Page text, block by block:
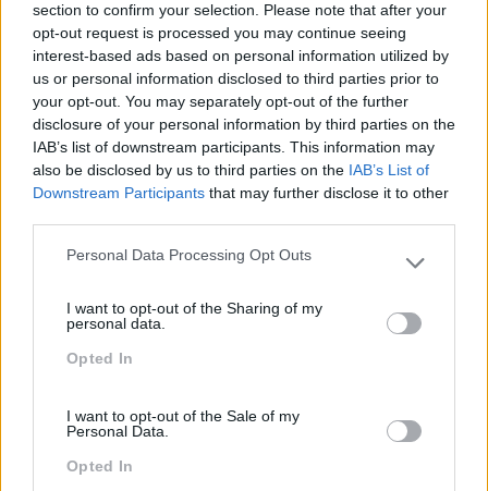
section to confirm your selection. Please note that after your
opt-out request is processed you may continue seeing
interest-based ads based on personal information utilized by
us or personal information disclosed to third parties prior to
your opt-out. You may separately opt-out of the further
disclosure of your personal information by third parties on the
IAB’s list of downstream participants. This information may
also be disclosed by us to third parties on the IAB’s List of
Downstream Participants that may further disclose it to other
Please note that this website/app uses one or more Google
not limited to your visit or usage behaviour. You may click to
grant or deny consent to Google and its third-party tags to
use your data for below specified purposes in below Google
Personal Data Processing Opt Outs
I want to opt-out of the Sharing of my
personal data.
Opted In
I want to opt-out of the Sale of my
Personal Data.
Opted In
comunicação como o questionamento e a escuta
ativa, para melhorar a argumentação e persuasão na
relação com o cliente por forma a fazê-lo sentir-se
especial e único. Formação baseada em vários
exercícios práticos que assenta na comunicação
verbal e não verbal, em pequenos grupos e em
turma.
IMPACTO OBTIDO
Colaboradores mais conscientes da importância do
excelência com o cliente. Entender o impacto do
“vestir a camisola” da empresa no processo de
atendimento e conseguir transmitir os valores da